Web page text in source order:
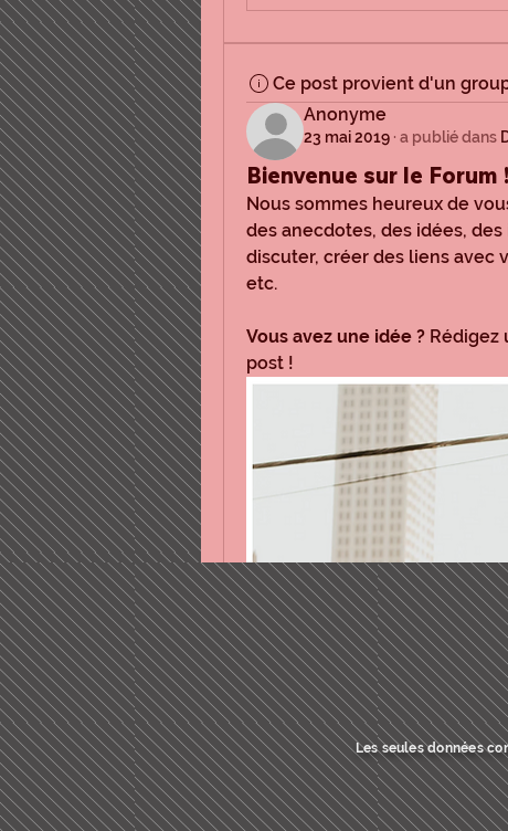
Ce post provient d'un
Anonyme
23 mai 2019 · a publié dans
Bienvenue sur le Forum !
Nous sommes heureux de
des anecdotes, des idées,
discuter, créer des liens avec
etc.
Vous avez une idée ? Rédigez
post !
Les seules données